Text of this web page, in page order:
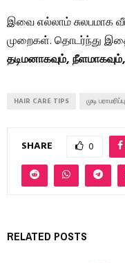
இவை எல்லாம் சுலபமாக
முறைகள். தொடர்ந்து
தடிமனாகவும், நீளமாகவும்,
HAIR CARE TIPS முடி பராமரிப்பு
SHARE 0
RELATED POSTS